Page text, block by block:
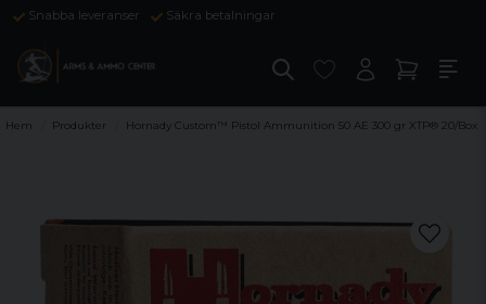
Snabba leveranser Säkra betalningar
Hem Produkter Hornady Custom™ Pistol Ammunition 50 AE 300 gr XTP® 20/Box